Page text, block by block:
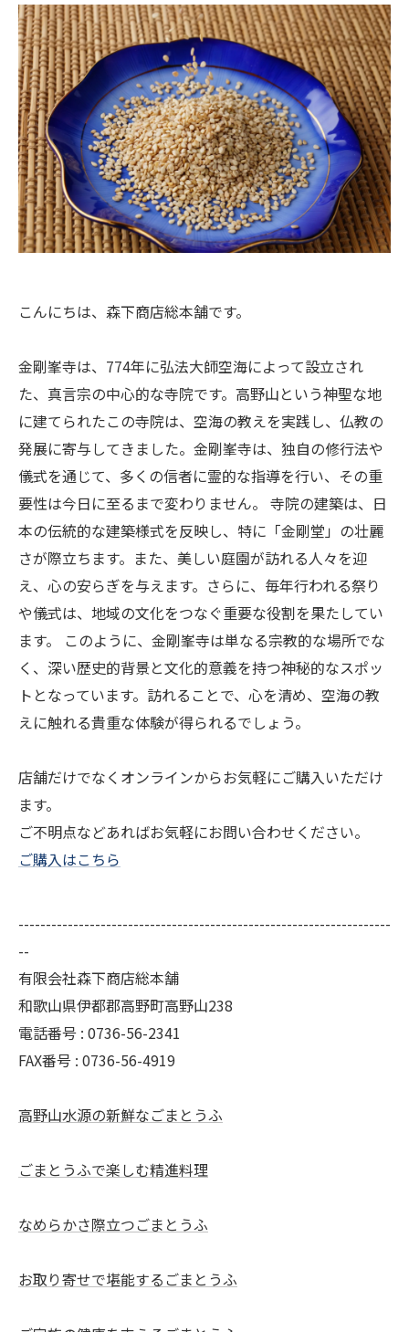
こんにちは、森下商店総本舗です。
金剛峯寺は、774年に弘法大師空海によって設立され
た、真言宗の中心的な寺院です。高野山という神聖な地
に建てられたこの寺院は、空海の教えを実践し、仏教の
発展に寄与してきました。金剛峯寺は、独自の修行法や
儀式を通じて、多くの信者に霊的な指導を行い、その重
要性は今日に至るまで変わりません。 寺院の建築は、日
本の伝統的な建築様式を反映し、特に「金剛堂」の壮麗
さが際立ちます。また、美しい庭園が訪れる人々を迎
え、心の安らぎを与えます。さらに、毎年行われる祭り
や儀式は、地域の文化をつなぐ重要な役割を果たしてい
ます。 このように、金剛峯寺は単なる宗教的な場所でな
く、深い歴史的背景と文化的意義を持つ神秘的なスポッ
トとなっています。訪れることで、心を清め、空海の教
えに触れる貴重な体験が得られるでしょう。
店舗だけでなくオンラインからお気軽にご購入いただけ
ます。
ご不明点などあればお気軽にお問い合わせください。
ご購入はこちら
--------------------------------------------------------------------
--
有限会社森下商店総本舗
和歌山県伊都郡高野町高野山238
電話番号 : 0736-56-2341
FAX番号 : 0736-56-4919
高野山水源の新鮮なごまとうふ
ごまとうふで楽しむ精進料理
なめらかさ際立つごまとうふ
お取り寄せで堪能するごまとうふ